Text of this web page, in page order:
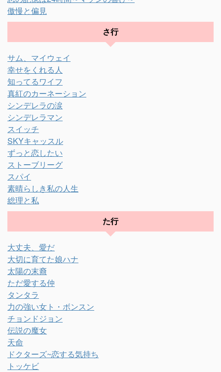
傲慢と偏見
さ行
サム、マイウェイ
幸せをくれる人
知ってるワイフ
真紅のカーネーション
シンデレラの涙
シンデレラマン
スイッチ
SKYキャッスル
ずっと恋したい
ストーブリーグ
スパイ
素晴らしき私の人生
総理と私
た行
大丈夫、愛だ
大切に育てた娘ハナ
太陽の末裔
ただ愛する仲
タンタラ
力の強い女ト・ボンスン
チョンドジョン
伝説の魔女
天命
ドクターズ~恋する気持ち
トッケビ